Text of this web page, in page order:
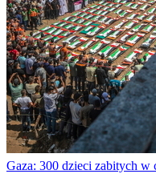
Gaza: 300 dzieci zabitych w